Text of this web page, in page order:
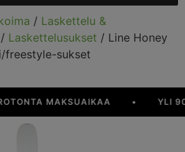
/ Laskettelu &
/ Laskettelusukset / Line Honey
freestyle-sukset
MAKSUAIKAA YLI 90 €